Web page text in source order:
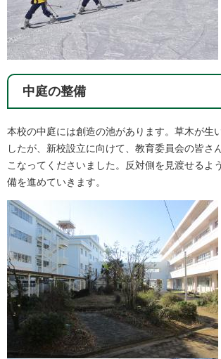
中庭の整備
本校の中庭には創造の池があります。草木が生
したが、新校設立に向けて、教育委員会の皆さ
こなってくださいました。反対側を見渡せるよ
備を進めていきます。